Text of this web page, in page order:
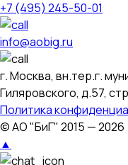
+7 (495) 245-50-01
info@aobig.ru
г. Москва, вн.тер.г.
Гиляровского, д.57,
Политика
© АО "БиГ" 2015 — 2026
Проект